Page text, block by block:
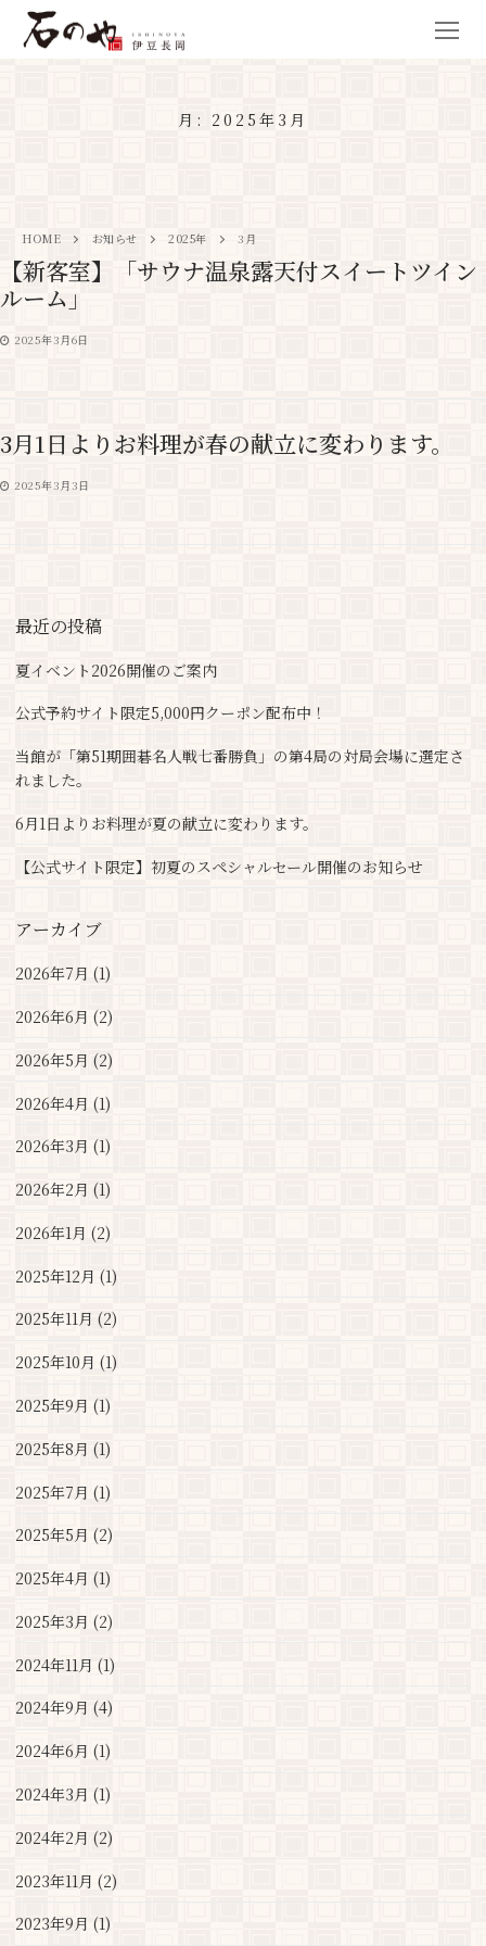
月: 2025年3月
HOME お知らせ 2025年 3月
【新客室】「サウナ温泉露天付スイートツイン
ルーム」
2025年3月6日
3月1日よりお料理が春の献立に変わります。
2025年3月3日
最近の投稿
夏イベント2026開催のご案内
公式予約サイト限定5,000円クーポン配布中！
当館が「第51期囲碁名人戦七番勝負」の第4局の対局会場に選定さ
れました。
6月1日よりお料理が夏の献立に変わります。
【公式サイト限定】初夏のスペシャルセール開催のお知らせ
アーカイブ
2026年7月 (1)
2026年6月 (2)
2026年5月 (2)
2026年4月 (1)
2026年3月 (1)
2026年2月 (1)
2026年1月 (2)
2025年12月 (1)
2025年11月 (2)
2025年10月 (1)
2025年9月 (1)
2025年8月 (1)
2025年7月 (1)
2025年5月 (2)
2025年4月 (1)
2025年3月 (2)
2024年11月 (1)
2024年9月 (4)
2024年6月 (1)
2024年3月 (1)
2024年2月 (2)
2023年11月 (2)
2023年9月 (1)